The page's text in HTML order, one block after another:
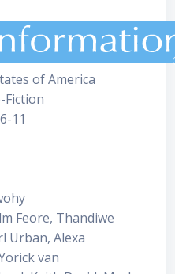
of America
Fiction
11
Feore, Thandiwe
Urban, Alexa
van